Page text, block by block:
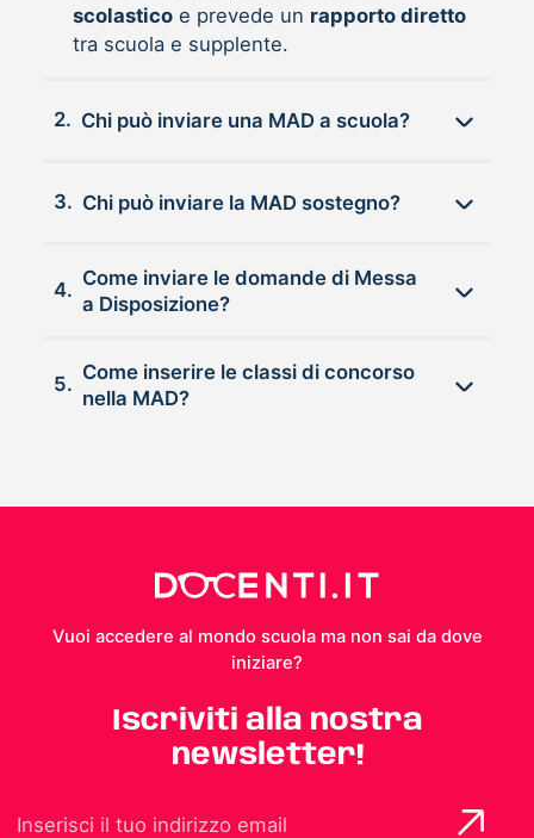
scolasticoe prevede un rapporto diretto
tra scuola e supplente.
2. Chi può inviare una MAD a scuola?
3. Chi può inviare la MAD sostegno?
4.
Come inviare le domande di Messa
a Disposizione?
5.
Come inserire le classi di concorso
nella MAD?
Vuoi accedere al mondo scuola ma non sai da dove
iniziare?
Iscriviti alla nostra
newsletter!